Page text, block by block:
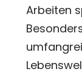
Arbeiten